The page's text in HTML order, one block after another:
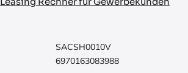
SACSH0010V
6970163083988